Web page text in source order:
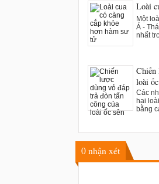
Loài
Một
Á -
nhất
Chiến
loài
Các
hai
bằng
0 nhận xét